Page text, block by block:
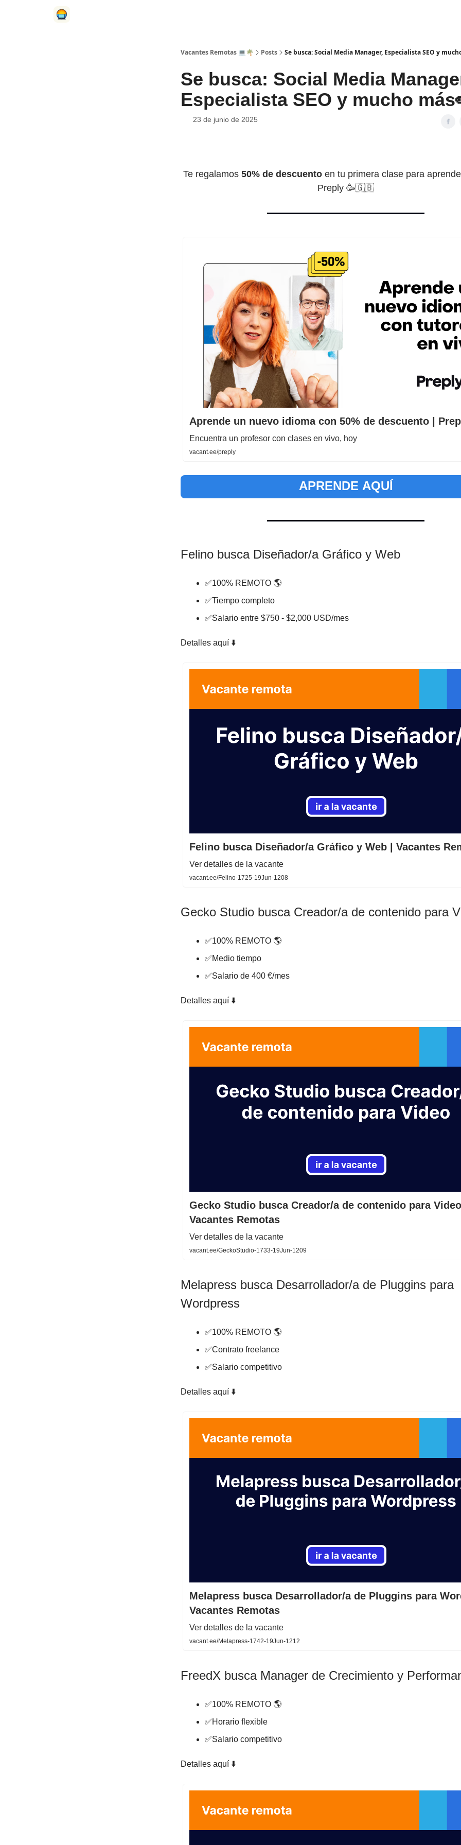
Vacantes Remotas 💻🌴 Posts Se busca: Social Media Manager, Especialista SEO y
Se busca: Social Media
Especialista SEO y mucho
23 de junio de 2025
Te regalamos 50% de descuento en tu primera clase para
Preply 🥳🇬🇧
Aprende un nuevo idioma con 50% de descuento |
Encuentra un profesor con clases en vivo, hoy
vacant.ee/preply
APRENDE AQUÍ
Felino busca Diseñador/a Gráfico y Web
✅100% REMOTO 🌎
✅Tiempo completo
✅Salario entre $750 - $2,000 USD/mes
Detalles aquí ⬇️
Felino busca Diseñador/a Gráfico y Web | Vacantes
Ver detalles de la vacante
vacant.ee/Felino-1725-19Jun-1208
Gecko Studio busca Creador/a de contenido para
✅100% REMOTO 🌎
✅Medio tiempo
✅Salario de 400 €/mes
Detalles aquí ⬇️
Gecko Studio busca Creador/a de contenido para
Vacantes Remotas
Ver detalles de la vacante
vacant.ee/GeckoStudio-1733-19Jun-1209
Melapress busca Desarrollador/a de Pluggins para
Wordpress
✅100% REMOTO 🌎
✅Contrato freelance
✅Salario competitivo
Detalles aquí ⬇️
Melapress busca Desarrollador/a de Pluggins para
Vacantes Remotas
Ver detalles de la vacante
vacant.ee/Melapress-1742-19Jun-1212
FreedX busca Manager de Crecimiento y
✅100% REMOTO 🌎
✅Horario flexible
✅Salario competitivo
Detalles aquí ⬇️